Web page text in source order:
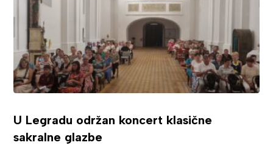
U Legradu održan koncert klasične
sakralne glazbe